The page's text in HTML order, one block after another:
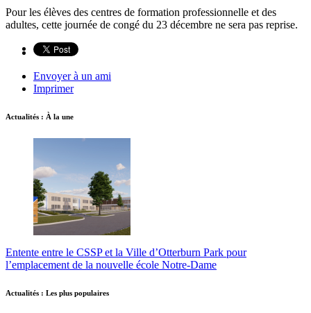
Pour les élèves des centres de formation professionnelle et des
adultes, cette journée de congé du 23 décembre ne sera pas reprise.
Envoyer à un ami
Imprimer
Actualités : À la une
Entente entre le CSSP et la Ville d’Otterburn Park pour
l’emplacement de la nouvelle école Notre-Dame
Actualités : Les plus populaires